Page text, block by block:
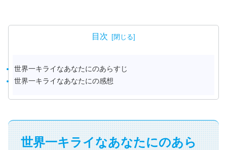
目次
世界一キライなあなたにのあらすじ
世界一キライなあなたにの感想
世界一キライなあなたにのあら